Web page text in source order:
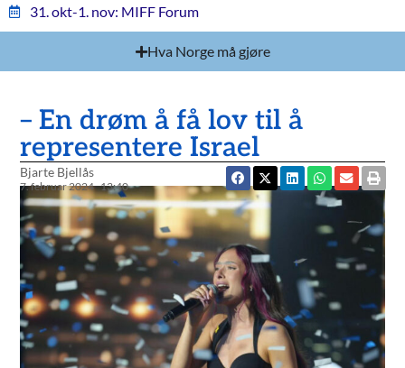
31. okt-1. nov: MIFF Forum
Hva Norge må gjøre
– En drøm å få lov til å
representere Israel
Bjarte Bjellås
7. februar 2024 13:40